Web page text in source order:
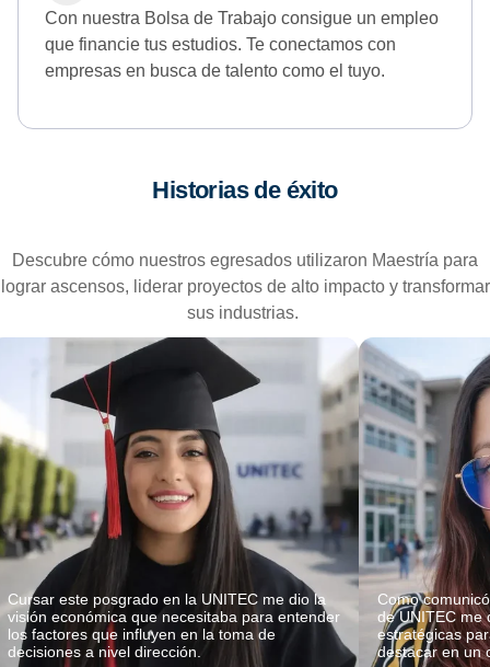
Con nuestra Bolsa de Trabajo consigue un empleo
que financie tus estudios. Te conectamos con
empresas en busca de talento como el tuyo.
Historias de éxito
Descubre cómo nuestros egresados utilizaron Maestría para
lograr ascensos, liderar proyectos de alto impacto y transformar
sus industrias.
Cursar este posgrado en la UNITEC me dio la
visión económica que necesitaba para entender
los factores que influyen en la toma de
decisiones a nivel dirección.
Como
de UNITEC me
estratégicas
destacar en un